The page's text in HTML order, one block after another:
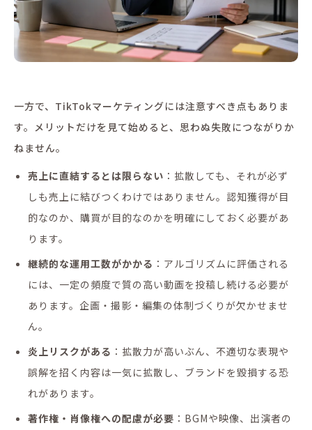
一方で、TikTokマーケティングには注意すべき点もありま
す。メリットだけを見て始めると、思わぬ失敗につながりか
ねません。
売上に直結するとは限らない ：拡散しても、それが必ず
しも売上に結びつくわけではありません。認知獲得が目
的なのか、購買が目的なのかを明確にしておく必要があ
ります。
継続的な運用工数がかかる ：アルゴリズムに評価される
には、一定の頻度で質の高い動画を投稿し続ける必要が
あります。企画・撮影・編集の体制づくりが欠かせませ
ん。
炎上リスクがある ：拡散力が高いぶん、不適切な表現や
誤解を招く内容は一気に拡散し、ブランドを毀損する恐
れがあります。
著作権・肖像権への配慮が必要 ：BGMや映像、出演者の